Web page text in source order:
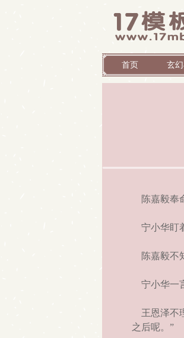
首页 玄
陈嘉毅奉
宁小华盯
陈嘉毅不
宁小华一
王恩泽不
之后呢。”